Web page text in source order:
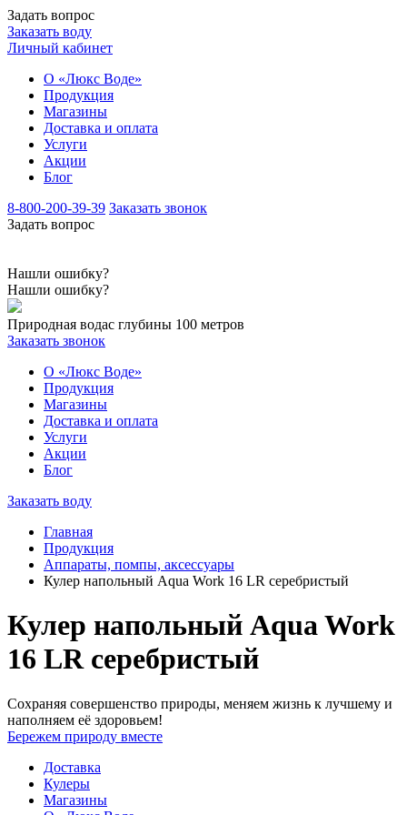
Задать вопрос
Заказать воду
Личный кабинет
О «Люкс Воде»
Продукция
Магазины
Доставка и оплата
Услуги
Акции
Блог
8-800-200-39-39 Заказать звонок
Задать вопрос
Нашли ошибку?
Нашли ошибку?
Природная водас глубины 100 метров
Заказать звонок
О «Люкс Воде»
Продукция
Магазины
Доставка и оплата
Услуги
Акции
Блог
Заказать воду
Главная
Продукция
Аппараты, помпы, аксессуары
Кулер напольный Aqua Work 16 LR серебристый
Кулер напольный Aqua Work
16 LR серебристый
Сохраняя совершенство природы, меняем жизнь к лучшему и
наполняем её здоровьем!
Бережем природу вместе
Доставка
Кулеры
Магазины